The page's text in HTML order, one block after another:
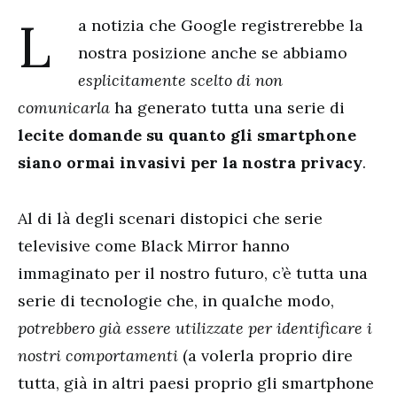
L
a notizia che Google registrerebbe la
nostra posizione anche se abbiamo
esplicitamente scelto di non
comunicarla ha generato tutta una serie di
lecite domande su quanto gli smartphone
siano ormai invasivi per la nostra privacy.
Al di là degli scenari distopici che serie
televisive come Black Mirror hanno
immaginato per il nostro futuro, c’è tutta una
serie di tecnologie che, in qualche modo,
potrebbero già essere utilizzate per identificare i
nostri comportamenti (a volerla proprio dire
tutta, già in altri paesi proprio gli smartphone